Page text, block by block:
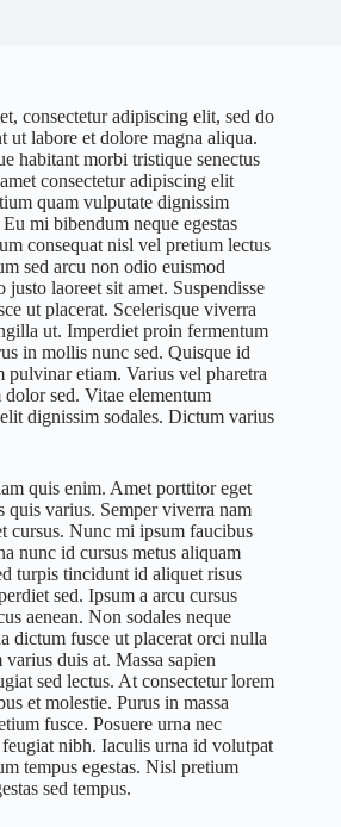
consectetur adipiscing elit, sed do
ut labore et dolore magna aliqua.
habitant morbi tristique senectus
consectetur adipiscing elit
quam vulputate dignissim
mi bibendum neque egestas
consequat nisl vel pretium lectus
sed arcu non odio euismod
laoreet sit amet. Suspendisse
ut placerat. Scelerisque viverra
ut. Imperdiet proin fermentum
in mollis nunc sed. Quisque id
pulvinar etiam. Varius vel pharetra
sed. Vitae elementum
dignissim sodales. Dictum varius
quis enim. Amet porttitor eget
quis varius. Semper viverra nam
cursus. Nunc mi ipsum faucibus
nunc id cursus metus aliquam
turpis tincidunt id aliquet risus
sed. Ipsum a arcu cursus
aenean. Non sodales neque
dictum fusce ut placerat orci nulla
duis at. Massa sapien
sed lectus. At consectetur lorem
et molestie. Purus in massa
fusce. Posuere urna nec
nibh. Iaculis urna id volutpat
tempus egestas. Nisl pretium
sed tempus.